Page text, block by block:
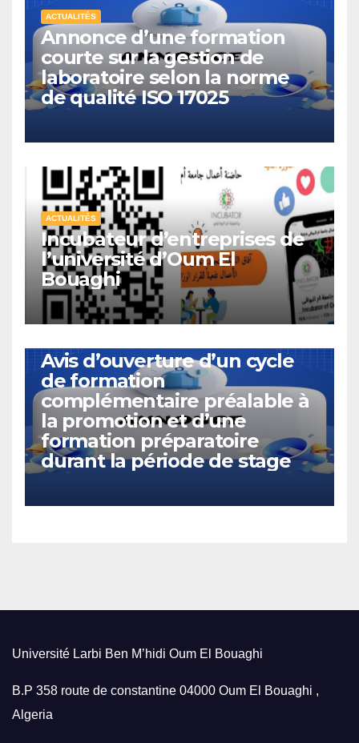
ACTUALITÉS
Annonce d’une formation
courte sur la gestion de
laboratoire selon la norme
de qualité ISO 17025
ACTUALITÉS
Incubateur d’entreprises de
l’université d’Oum El
Bouaghi
Avis d’ouverture d’un cycle
de formation
complémentaire préalable à
la promotion et d’une
formation préparatoire
durant la période de stage
Université Larbi Ben M’hidi Oum El Bouaghi
B.P 358 route de constantine 04000 Oum El Bouaghi ,
Algeria